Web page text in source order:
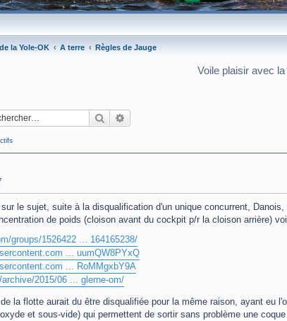
la Yole-OK A terre Règles de Jauge
Voile plaisir avec
Rechercher
le sujet, suite à la disqualification d'un unique concurrent,
de poids (cloison avant du cockpit p/r la cloison arrière)
groups/1526422 ... 164165238/
... uumQW8PYxQ
... RoMMgxbY9A
2015/06 ... glerne-om/
la flotte aurait du être disqualifiée pour la même raison, ayant eu
et sous-vide) qui permettent de sortir sans problème une